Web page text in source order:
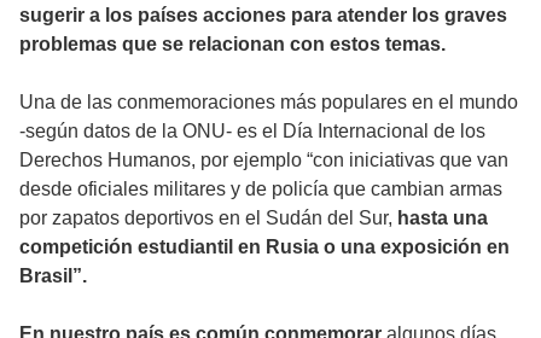
sugerir a los países acciones para atender los graves
problemas que se relacionan con estos temas.
Una de las conmemoraciones más populares en el mundo
-según datos de la ONU- es el Día Internacional de los
Derechos Humanos, por ejemplo “con iniciativas que van
desde oficiales militares y de policía que cambian armas
por zapatos deportivos en el Sudán del Sur, hasta una
competición estudiantil en Rusia o una exposición en
Brasil”.
En nuestro país es común conmemorar algunos días